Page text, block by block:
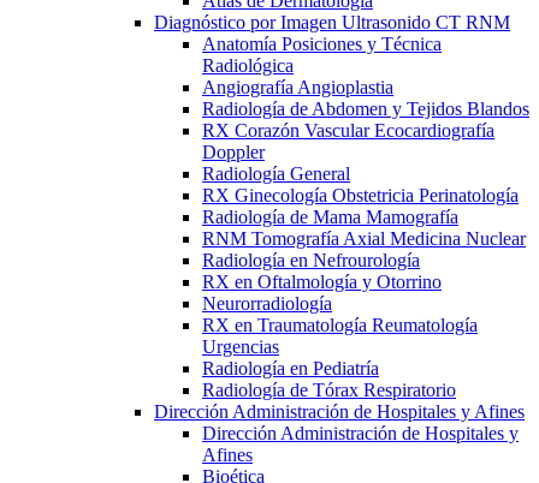
Diagnóstico por Imagen Ultrasonido CT RNM
Anatomía Posiciones y Técnica
Radiológica
Angiografía Angioplastia
Radiología de Abdomen y Tejidos Blandos
RX Corazón Vascular Ecocardiografía
Doppler
Radiología General
RX Ginecología Obstetricia Perinatología
Radiología de Mama Mamografía
RNM Tomografía Axial Medicina Nuclear
Radiología en Nefrourología
RX en Oftalmología y Otorrino
Neurorradiología
RX en Traumatología Reumatología
Urgencias
Radiología en Pediatría
Radiología de Tórax Respiratorio
Dirección Administración de Hospitales y Afines
Dirección Administración de Hospitales y
Afines
Bioética